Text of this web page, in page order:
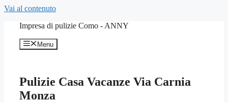
Vai al contenuto
Impresa di pulizie Como - ANNY
Menu
Pulizie Casa Vacanze Via Carnia
Monza